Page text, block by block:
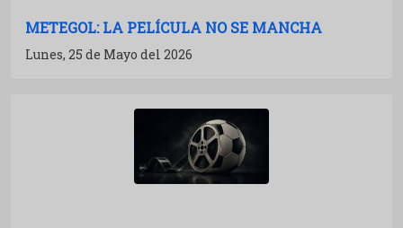
METEGOL: LA PELÍCULA NO SE MANCHA
Lunes, 25 de Mayo del 2026